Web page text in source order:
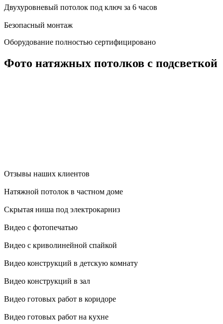
Двухуровневый потолок под ключ за 6 часов
Безопасный монтаж
Оборудование полностью сертифицировано
Фото натяжных потолков с подсветкой
Отзывы наших клиентов
Натяжной потолок в частном доме
Скрытая ниша под электрокарниз
Видео с фотопечатью
Видео с криволинейной спайкой
Видео конструкций в детскую комнату
Видео конструкций в зал
Видео готовых работ в коридоре
Видео готовых работ на кухне